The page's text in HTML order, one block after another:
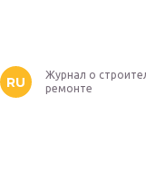
RU
Журнал о
ремонте